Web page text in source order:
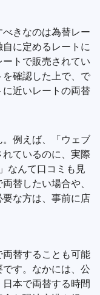
きなのは為替レー
に定めるレートに
トで販売されてい
確認した上で、で
近いレートの両替
例えば、「ウェブ
ているのに、実際
なんて口コミも見
替したい場合や、
な方は、事前に店
替することも可能
す。なかには、公
本で両替する時間